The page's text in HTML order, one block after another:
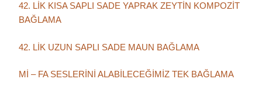
42. LİK KISA SAPLI SADE YAPRAK ZEYTİN KOMPOZİT
BAĞLAMA
42. LİK UZUN SAPLI SADE MAUN BAĞLAMA
Mİ – FA SESLERİNİ ALABİLECEĞİMİZ TEK BAĞLAMA